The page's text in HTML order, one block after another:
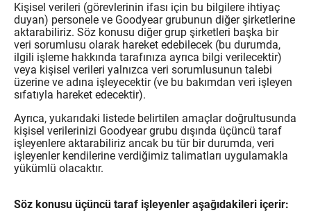
Kişisel verileri (görevlerinin ifası için bu bilgilere ihtiyaç
duyan) personele ve Goodyear grubunun diğer şirketlerine
aktarabiliriz. Söz konusu diğer grup şirketleri başka bir
veri sorumlusu olarak hareket edebilecek (bu durumda,
ilgili işleme hakkında tarafınıza ayrıca bilgi verilecektir)
veya kişisel verileri yalnızca veri sorumlusunun talebi
üzerine ve adına işleyecektir (ve bu bakımdan veri işleyen
sıfatıyla hareket edecektir).
Ayrıca, yukarıdaki listede belirtilen amaçlar doğrultusunda
kişisel verilerinizi Goodyear grubu dışında üçüncü taraf
işleyenlere aktarabiliriz ancak bu tür bir durumda, veri
işleyenler kendilerine verdiğimiz talimatları uygulamakla
yükümlü olacaktır.
Söz konusu üçüncü taraf işleyenler aşağıdakileri içerir: